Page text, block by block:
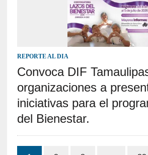
REPORTE AL DIA
Convoca DIF
organizaciones a
iniciativas para el
del Bienestar.